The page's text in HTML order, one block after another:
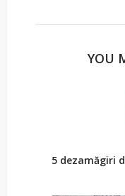
YOU
5 dezamăgiri